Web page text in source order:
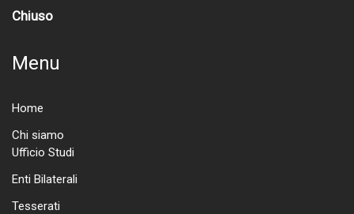
Chiuso
Menu
Home
Chi siamo
Ufficio Studi
Enti Bilaterali
Tesserati